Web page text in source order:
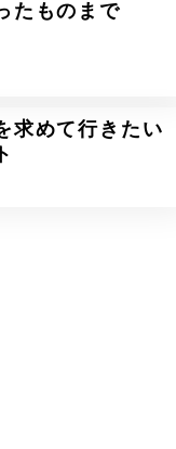
たものまで
求めて行きたい